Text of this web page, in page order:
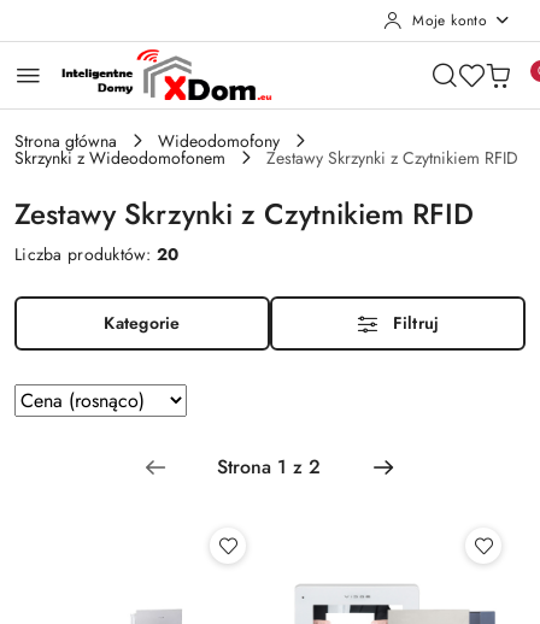
Moje konto
Strona główna Wideodomofony
Skrzynki z Wideodomofonem Zestawy Skrzynki z Czytnikiem RFID
Zestawy Skrzynki z Czytnikiem RFID
Liczba produktów:20
Kategorie Filtruj
Zastosowano
sortowanie:
Sortuj
według